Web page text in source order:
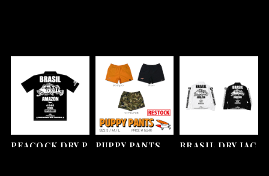
PEACOCK DRY P
PUPPY PANTS
BRASIL DRY JAC